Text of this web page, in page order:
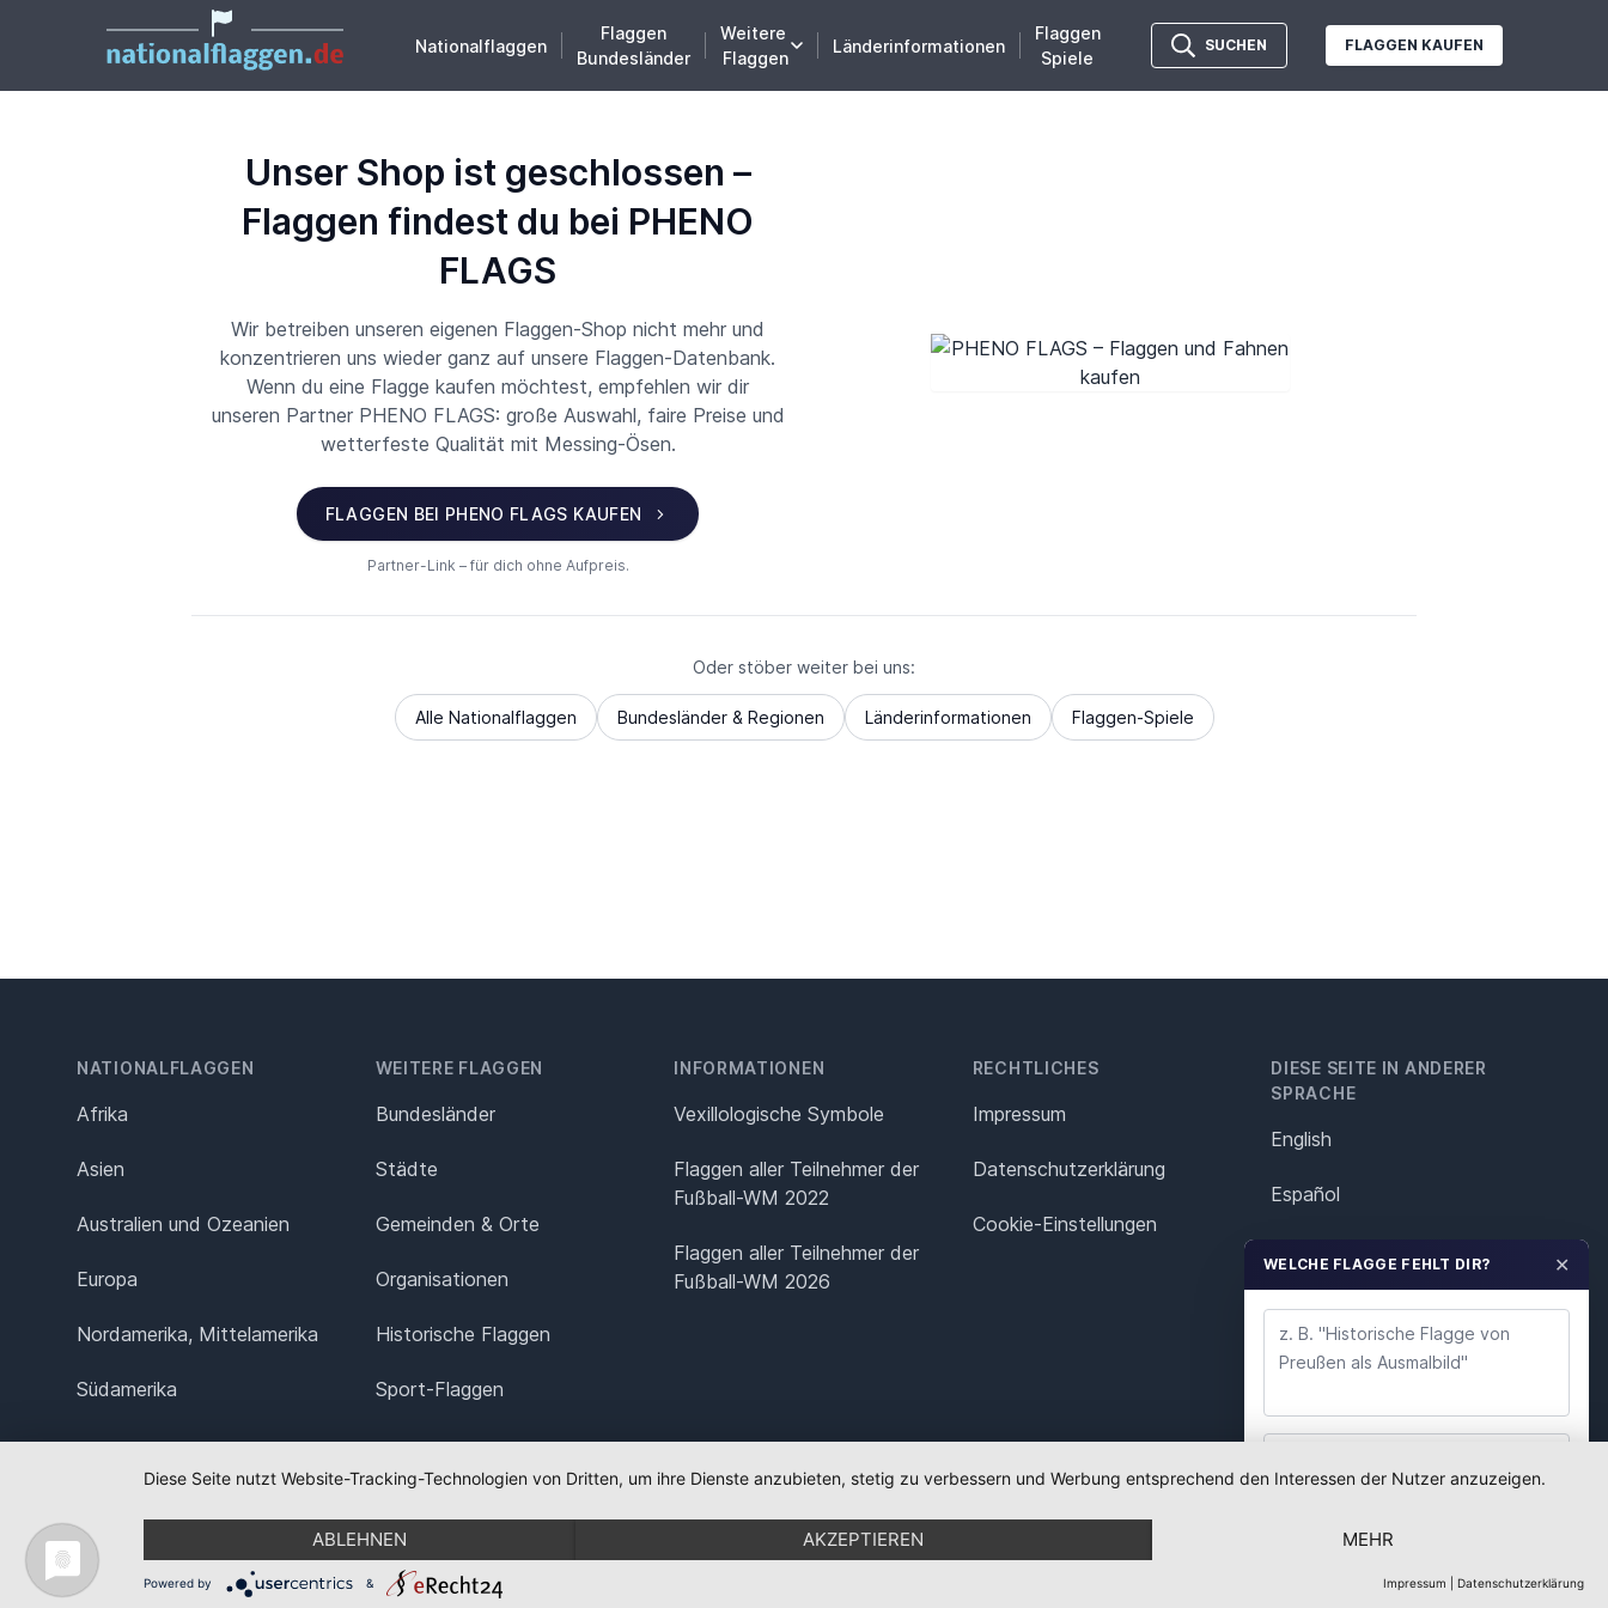
Nationalflaggen
Flaggen
Bundesländer
Weitere
Flaggen
Länderinformationen
Flaggen
Spiele
SUCHEN FLAGGEN KAUFEN
Unser Shop ist geschlossen –
Flaggen findest du bei PHENO
FLAGS
Wir betreiben unseren eigenen Flaggen-Shop nicht mehr und
konzentrieren uns wieder ganz auf unsere Flaggen-Datenbank.
Wenn du eine Flagge kaufen möchtest, empfehlen wir dir
unseren Partner PHENO FLAGS: große Auswahl, faire Preise und
wetterfeste Qualität mit Messing-Ösen.
FLAGGEN BEI PHENO FLAGS KAUFEN
Partner-Link – für dich ohne Aufpreis.
Oder stöber weiter bei uns:
Alle Nationalflaggen Bundesländer & Regionen Länderinformationen Flaggen-Spiele
NATIONALFLAGGEN
Afrika
Asien
Australien und Ozeanien
Europa
Nordamerika, Mittelamerika
Südamerika
WEITERE FLAGGEN
Bundesländer
Städte
Gemeinden & Orte
Organisationen
Historische Flaggen
Sport-Flaggen
INFORMATIONEN
Vexillologische Symbole
Flaggen aller Teilnehmer der
Fußball-WM 2022
Flaggen aller Teilnehmer der
Fußball-WM 2026
RECHTLICHES
Impressum
Datenschutz­erklärung
Cookie-Einstellungen
DIESE SEITE IN ANDERER
SPRACHE
English
Español
Italiano
Polska
Português
Nederlands
WELCHE FLAGGE FEHLT DIR? ✕
Diese Seite nutzt Website-Tracking-Technologien von Dritten, um ihre Dienste anzubieten, stetig zu verbessern und Werbung entsprechend den Interessen der Nutzer anzuzeigen.
ABLEHNEN AKZEPTIEREN MEHR
Powered by & Impressum Datenschutzerklärung